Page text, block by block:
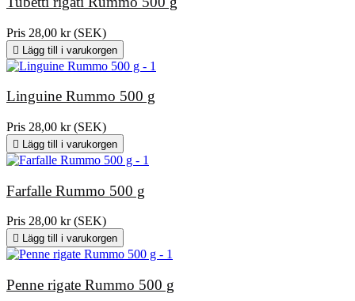
Pris 28,00 kr (SEK)
 Lägg till i varukorgen
Linguine Rummo 500 g
Pris 28,00 kr (SEK)
 Lägg till i varukorgen
Farfalle Rummo 500 g
Pris 28,00 kr (SEK)
 Lägg till i varukorgen
Penne rigate Rummo 500 g